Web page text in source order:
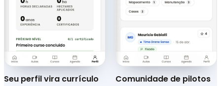
Seu perfil vira currículo Comunidade de pilotos